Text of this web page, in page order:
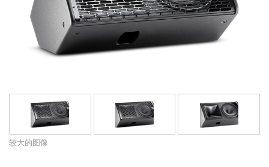
语言/地区
较大的图像